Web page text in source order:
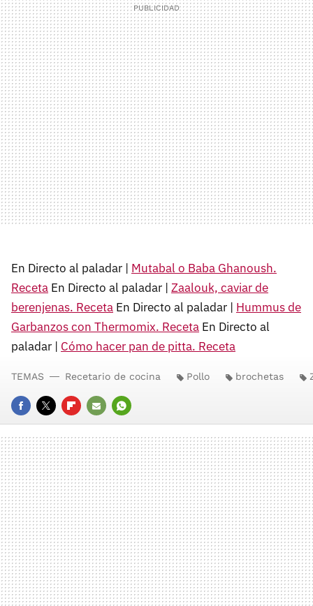
En Directo al paladar | Mutabal o Baba Ghanoush.
Receta En Directo al paladar | Zaalouk, caviar de
berenjenas. Receta En Directo al paladar | Hummus de
Garbanzos con Thermomix. Receta En Directo al
paladar | Cómo hacer pan de pitta. Receta
FACEBOOK
TWITTERFLIPBOARD
E-
MAIL
WHATSAPP
TEMAS Recetario de cocina Pollo brochetas